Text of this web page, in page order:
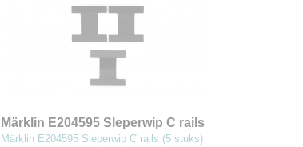
Märklin E204595 Sleperwip C rails
(5 stuks) (MBT3)
Märklin E204595 Sleperwip C rails (5 stuks)